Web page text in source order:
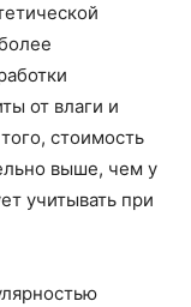
от влаги и
стоимость
выше, чем у
учитывать при